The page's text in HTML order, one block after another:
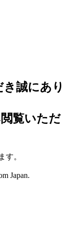
誠にあり
覧いただ
す。
Japan.